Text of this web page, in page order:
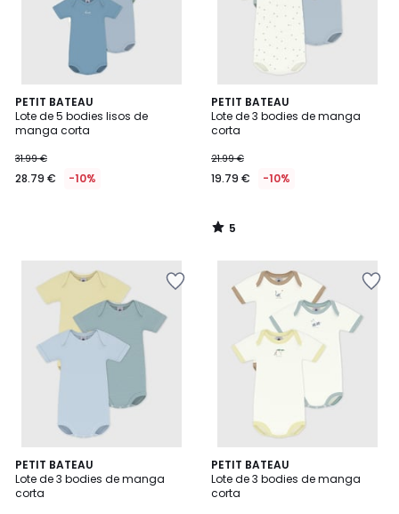
PETIT BATEAU
Lote de 5 bodies lisos de
manga corta
31.99 €
28.79 € -10%
PETIT BATEAU
Lote de 3 bodies de manga
corta
21.99 €
19.79 € -10%
5
/
5
5
/
PETIT BATEAU
Lote de 3 bodies de manga
corta
PETIT BATEAU
Lote de 3 bodies de manga
corta